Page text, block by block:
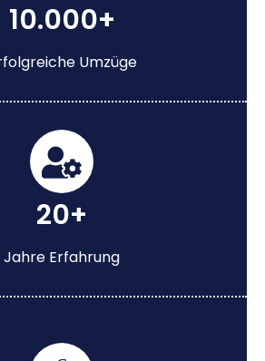
10.000+
Umzüge
20+
Jahre Erfahrung